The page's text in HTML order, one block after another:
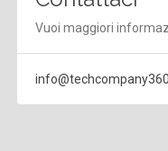
Vuoi maggiori